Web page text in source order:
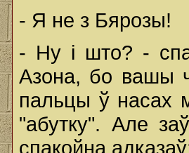
- Я не з Бярозы!
- Ну і што? -
Азона, бо вашы
пальцы ў насах
"абутку". Але
спакойна